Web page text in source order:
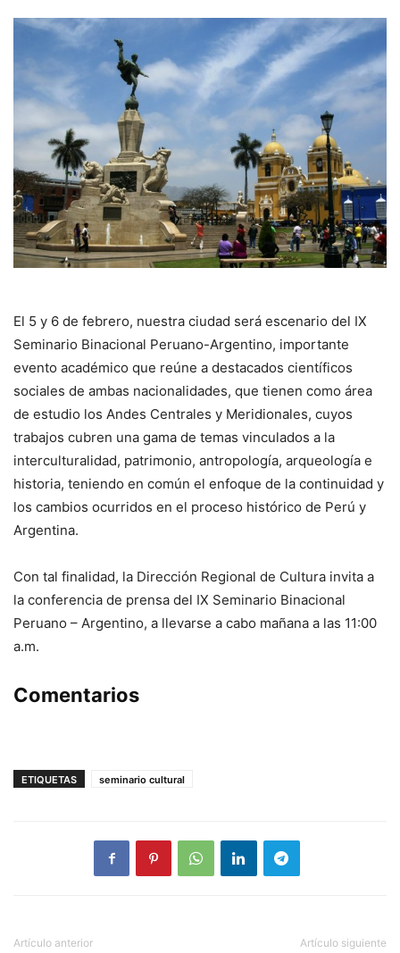
El 5 y 6 de febrero, nuestra ciudad será escenario del IX
Seminario Binacional Peruano-Argentino, importante
evento académico que reúne a destacados científicos
sociales de ambas nacionalidades, que tienen como área
de estudio los Andes Centrales y Meridionales, cuyos
trabajos cubren una gama de temas vinculados a la
interculturalidad, patrimonio, antropología, arqueología e
historia, teniendo en común el enfoque de la continuidad y
los cambios ocurridos en el proceso histórico de Perú y
Argentina.
Con tal finalidad, la Dirección Regional de Cultura invita a
la conferencia de prensa del IX Seminario Binacional
Peruano – Argentino, a llevarse a cabo mañana a las 11:00
a.m.
Comentarios
ETIQUETAS seminario cultural
Artículo anterior Artículo siguiente